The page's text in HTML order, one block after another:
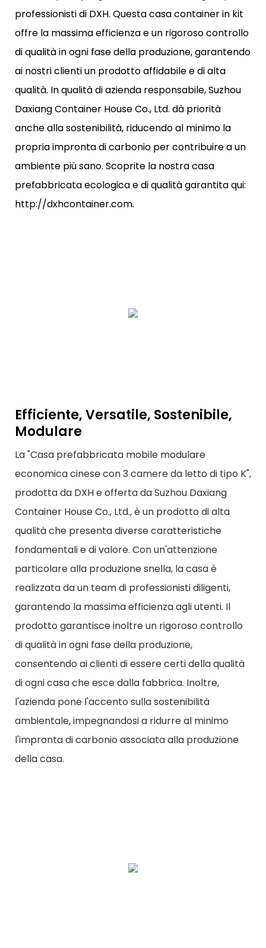
professionisti di DXH. Questa casa container in kit
offre la massima efficienza e un rigoroso controllo
di qualità in ogni fase della produzione, garantendo
ai nostri clienti un prodotto affidabile e di alta
qualità. In qualità di azienda responsabile, Suzhou
Daxiang Container House Co., Ltd. dà priorità
anche alla sostenibilità, riducendo al minimo la
propria impronta di carbonio per contribuire a un
ambiente più sano. Scoprite la nostra casa
prefabbricata ecologica e di qualità garantita qui:
http://dxhcontainer.com.
Efficiente, Versatile, Sostenibile,
Modulare
La "Casa prefabbricata mobile modulare
economica cinese con 3 camere da letto di tipo K",
prodotta da DXH e offerta da Suzhou Daxiang
Container House Co., Ltd., è un prodotto di alta
qualità che presenta diverse caratteristiche
fondamentali e di valore. Con un'attenzione
particolare alla produzione snella, la casa è
realizzata da un team di professionisti diligenti,
garantendo la massima efficienza agli utenti. Il
prodotto garantisce inoltre un rigoroso controllo
di qualità in ogni fase della produzione,
consentendo ai clienti di essere certi della qualità
di ogni casa che esce dalla fabbrica. Inoltre,
l'azienda pone l'accento sulla sostenibilità
ambientale, impegnandosi a ridurre al minimo
l'impronta di carbonio associata alla produzione
della casa.